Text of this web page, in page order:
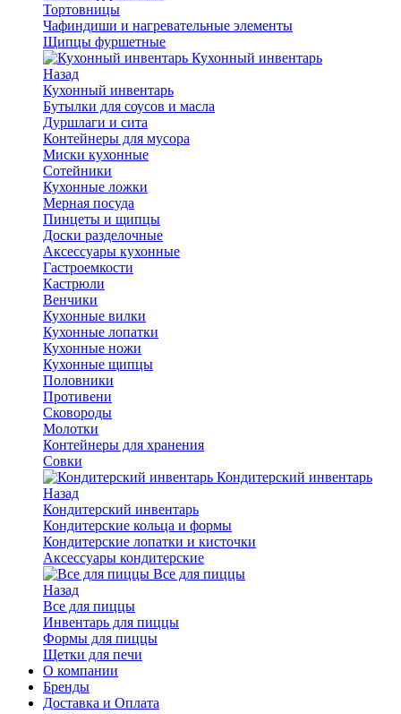
Тортовницы
Чафиндиши и нагревательные элементы
Щипцы фуршетные
Кухонный инвентарь
Назад
Кухонный инвентарь
Бутылки для соусов и масла
Дуршлаги и сита
Контейнеры для мусора
Миски кухонные
Сотейники
Кухонные ложки
Мерная посуда
Пинцеты и щипцы
Доски разделочные
Аксессуары кухонные
Гастроемкости
Кастрюли
Венчики
Кухонные вилки
Кухонные лопатки
Кухонные ножи
Кухонные щипцы
Половники
Противени
Сковороды
Молотки
Контейнеры для хранения
Совки
Кондитерский инвентарь
Назад
Кондитерский инвентарь
Кондитерские кольца и формы
Кондитерские лопатки и кисточки
Аксессуары кондитерские
Все для пиццы
Назад
Все для пиццы
Инвентарь для пиццы
Формы для пиццы
Щетки для печи
О компании
Бренды
Доставка и Оплата